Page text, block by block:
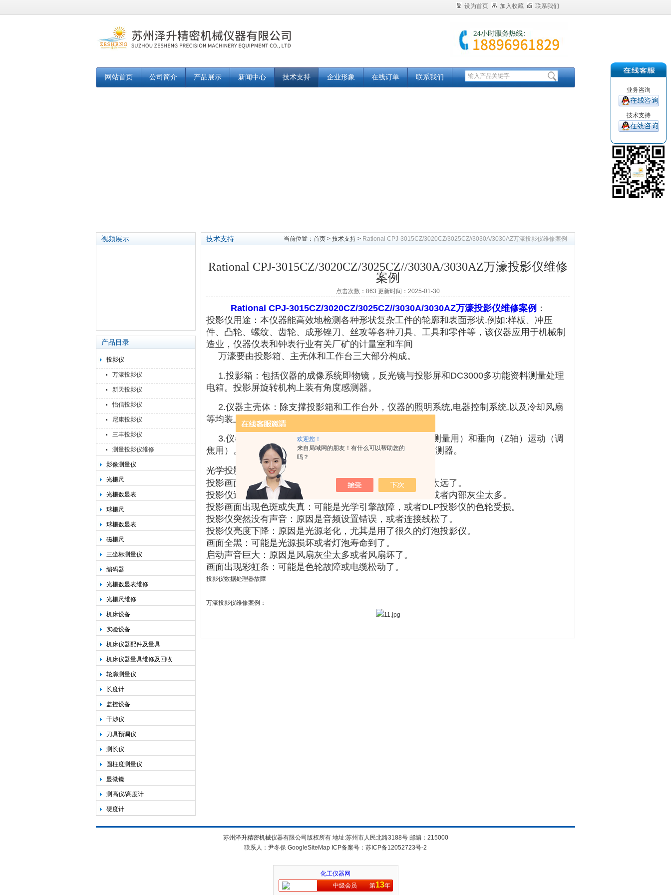
欢迎您！
来自局域网的朋友！有什么可以帮助您的
吗？
设为首页 加入收藏 联系我们
网站首页 公司简介 产品展示 新闻中心 技术支持 企业形象 在线订单 联系我们
视频展示
产品目录
投影仪
万濠投影仪
新天投影仪
怡信投影仪
尼康投影仪
三丰投影仪
测量投影仪维修
影像测量仪
光栅尺
光栅数显表
球栅尺
球栅数显表
磁栅尺
三坐标测量仪
编码器
光栅数显表维修
光栅尺维修
机床设备
实验设备
机床仪器配件及量具
机床仪器量具维修及回收
轮廓测量仪
长度计
监控设备
干涉仪
刀具预调仪
测长仪
圆柱度测量仪
显微镜
测高仪/高度计
硬度计
技术支持 当前位置： 首页 > 技术支持 > Rational CPJ-3015CZ/3020CZ/3025CZ//3030A/3030AZ万濠投影仪维修案例
Rational CPJ-3015CZ/3020CZ/3025CZ//3030A/3030AZ万濠投影仪维修
案例
点击次数：863 更新时间：2025-01-30
Rational CPJ-3015CZ/3020CZ/3025CZ//3030A/3030AZ万濠投影仪维修案例 ：
投影仪用途：本仪器能高效地检测各种形状复杂工件的轮廓和表面形状.例如:样板、 冲压
件、 凸轮、螺纹、齿轮、成形锉刀 、丝攻等各种刀具、工具和零件等，该仪器应用于机械制
造业，仪器仪表和钟表行业有关厂矿的计量室和车间
万濠要由投影箱、主壳体和工作台三大部分构成。
1.投影箱：包括仪器的成像系统即物镜，反光镜与投影屏和DC3000多功能资料测量处理
电箱。投影屏旋转机构上装有角度感测器。
2.仪器主壳体：除支撑投影箱和工作台外，仪器的照明系统,电器控制系统,以及冷却风扇
等均装上面。
3.仪器工作台：包括从(X轴)、横（Y轴）向运动（座标测量用）和垂向（Z轴）运动（调
焦用）。X轴与Y轴配有解析度为0.001mm的光栅线位移感测器。
光学投影仪常见的故障维修内容
投影画面模糊不清‌：可能是镜头脏了，或者投影仪离屏幕太远了。
投影仪过热自动关机
‌：原因是散热不好，可能是风扇堵了或者内部灰尘太多。
投影画面出现色斑或失真 ‌：可能是光学引擎故障，或者DLP投影仪的色轮受损。
投影仪突然没有声音 ‌：原因是音频设置错误，或者连接线松了。
投影仪亮度下降 ‌：原因是光源老化，尤其是用了很久的灯泡投影仪。
画面全黑 ‌：可能是光源损坏或者灯泡寿命到了。
启动声音巨大 ‌：原因是风扇灰尘太多或者风扇坏了。
画面出现彩虹条 ‌：可能是色轮故障或电缆松动了。
投影仪数据处理器故障
万濠投影仪维修案例：
苏州泽升精密机械仪器有限公司版权所有 地址:苏州市人民北路3188号 邮编：215000
联系人：尹冬保 GoogleSiteMap ICP备案号： 苏ICP备12052723号-2
业务咨询
技术支持
化工仪器网
中级会员
第13年